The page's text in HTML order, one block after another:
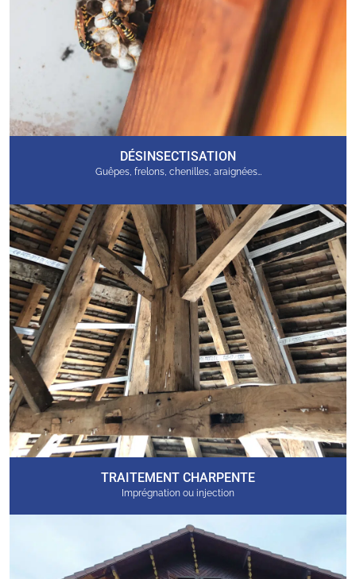
DÉSINSECTISATION
Guêpes, frelons, chenilles, araignées…
TRAITEMENT CHARPENTE
Imprégnation ou injection